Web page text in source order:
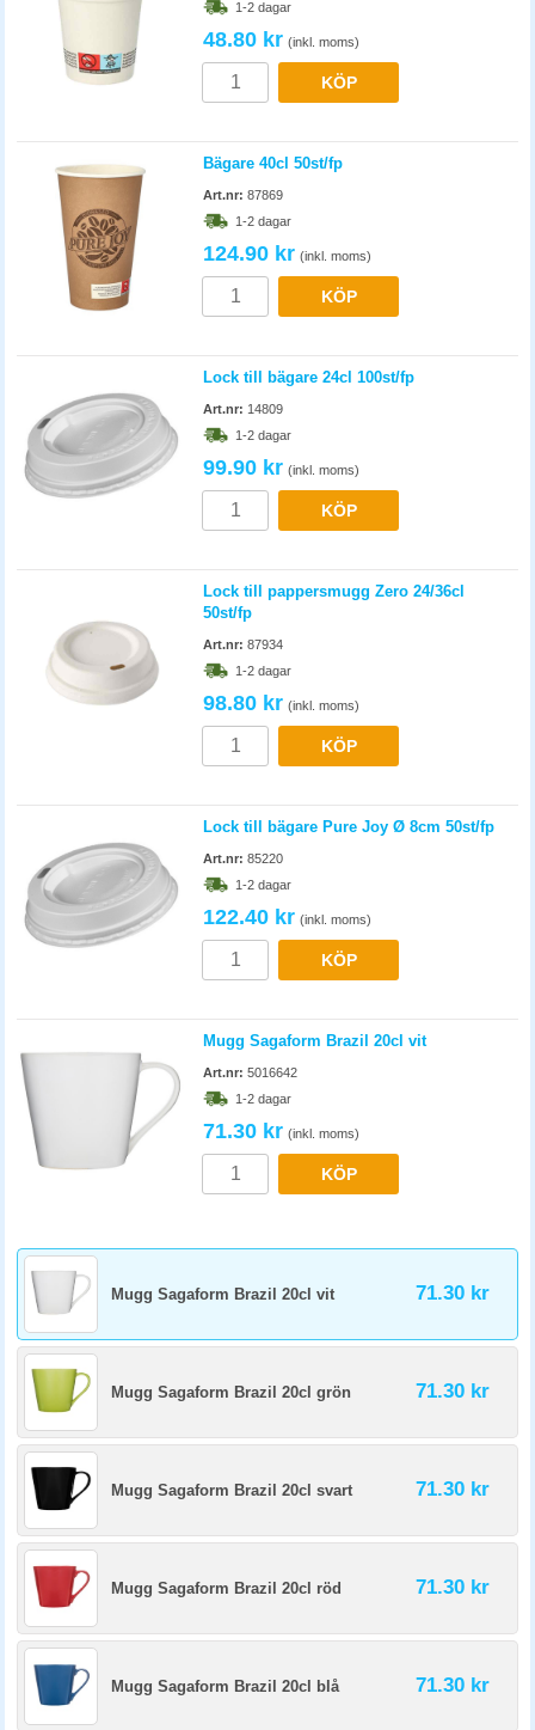
1-2 dagar
48.80 kr (inkl. moms)
KÖP
Bägare 40cl 50st/fp
Art.nr: 87869
1-2 dagar
124.90 kr (inkl. moms)
KÖP
Lock till bägare 24cl 100st/fp
Art.nr: 14809
1-2 dagar
99.90 kr (inkl. moms)
KÖP
Lock till pappersmugg Zero 24/36cl
50st/fp
Art.nr: 87934
1-2 dagar
98.80 kr (inkl. moms)
KÖP
Lock till bägare Pure Joy Ø 8cm 50st/fp
Art.nr: 85220
1-2 dagar
122.40 kr (inkl. moms)
KÖP
Mugg Sagaform Brazil 20cl vit
Art.nr: 5016642
1-2 dagar
71.30 kr (inkl. moms)
KÖP
Mugg Sagaform Brazil 20cl vit 71.30 kr
Mugg Sagaform Brazil 20cl grön 71.30 kr
Mugg Sagaform Brazil 20cl svart 71.30 kr
Mugg Sagaform Brazil 20cl röd 71.30 kr
Mugg Sagaform Brazil 20cl blå 71.30 kr